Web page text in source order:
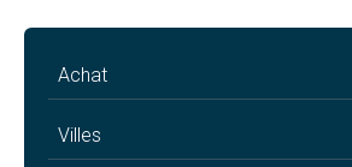
Achat
Villes